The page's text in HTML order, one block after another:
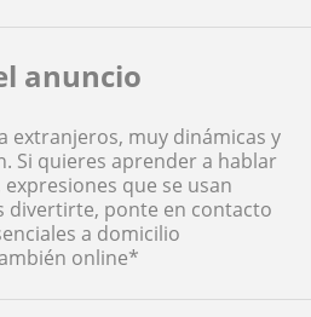
anuncio
extranjeros, muy dinámicas y
Si quieres aprender a hablar
que se usan
divertirte, ponte en contacto
a domicilio
online*